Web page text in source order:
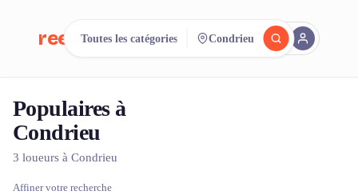
reeent! EN
Cherchez.
500+ loueurs. Une seule recherche.
Toutes les catégories Condrieu
Populaires à
Condrieu
3 loueurs à Condrieu
Affiner votre recherche